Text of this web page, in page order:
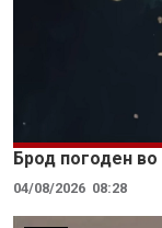
Брод погоден
04/08/2026 08:28